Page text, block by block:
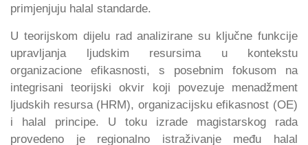
primjenjuju halal standarde.
U teorijskom dijelu rad analizirane su ključne funkcije
upravljanja ljudskim resursima u kontekstu
organizacione efikasnosti, s posebnim fokusom na
integrisani teorijski okvir koji povezuje menadžment
ljudskih resursa (HRM), organizacijsku efikasnost (OE)
i halal principe. U toku izrade magistarskog rada
provedeno je regionalno istraživanje među halal